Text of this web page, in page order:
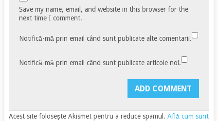
Save my name, email, and website in this browser for the
next time I comment.
Notifică-mă prin email când sunt publicate alte comentarii.
Notifică-mă prin email când sunt publicate articole noi.
Acest site folosește Akismet pentru a reduce spamul. Află cum sunt